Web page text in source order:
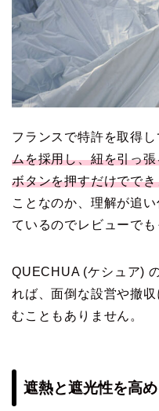
フランスで特許を取得
ムを採用し、紐を引っ
ボタンを押すだけででき
ことなのか、理解が追
ているのでレビューでも
QUECHUA (ケシュア)
れば、面倒な設営や撤
むこともありません。
遮熱と遮光性を高